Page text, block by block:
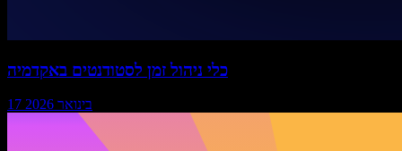
כלי ניהול זמן לסטודנטים באקדמיה
17 בינואר 2026